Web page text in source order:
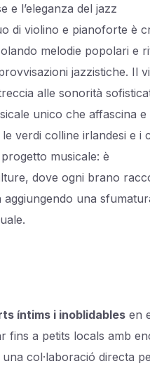
e l’eleganza del jazz
di violino e pianoforte è
melodie popolari e
jazzistiche. Il
alle sonorità
unico che affascina e
verdi colline irlandesi e i
musicale: è
dove ogni brano
una
íntims i inoblidables en
fins a petits locals amb
col·laboració directa